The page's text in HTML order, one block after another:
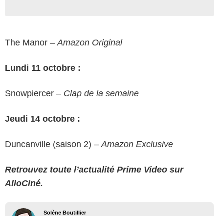
The Manor – Amazon Original
Lundi 11 octobre :
Snowpiercer – Clap de la semaine
Jeudi 14 octobre :
Duncanville (saison 2) – Amazon Exclusive
Retrouvez toute l’actualité Prime Video sur
AlloCiné.
Solène Boutillier